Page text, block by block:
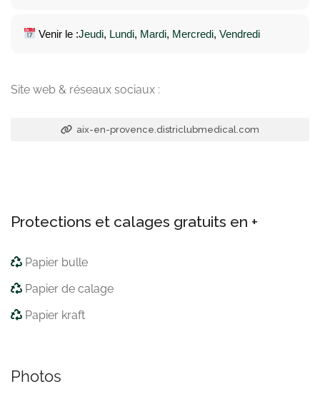
Venir le :Jeudi, Lundi, Mardi, Mercredi, Vendredi
Site web & réseaux sociaux :
aix-en-provence.districlubmedical.com
Protections et calages gratuits en +
Papier bulle
Papier de calage
Papier kraft
Photos